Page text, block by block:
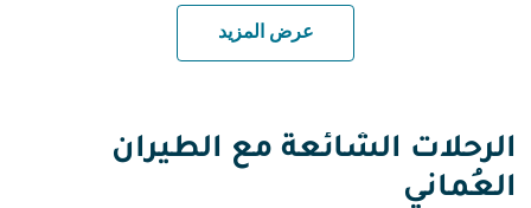
عرض المزيد
الرحلات الشائعة مع الطيران
العُماني